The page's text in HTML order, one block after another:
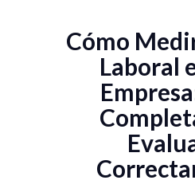
Cómo
Laboral